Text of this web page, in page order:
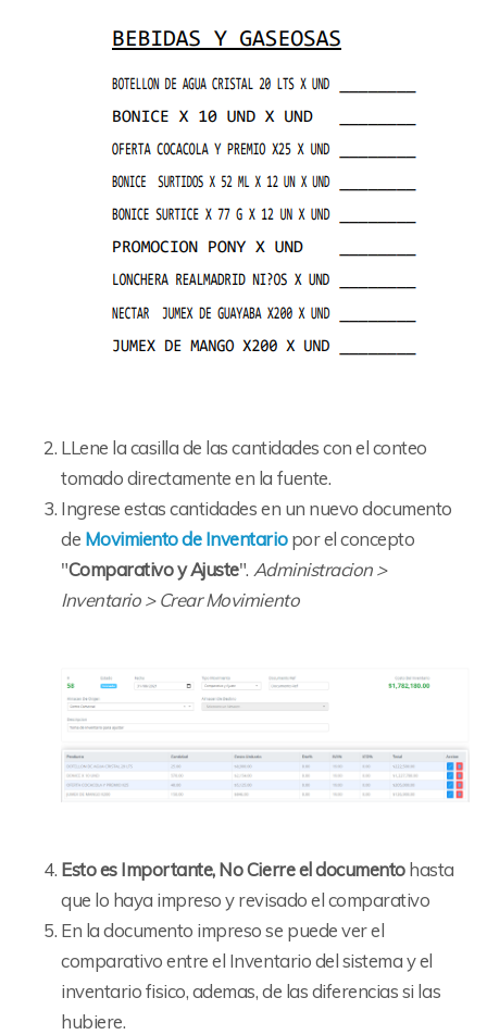
LLene la casilla de las cantidades con el conteo
tomado directamente en la fuente.
Ingrese estas cantidades en un nuevo documento
de Movimiento de Inventariopor el concepto
"Comparativo y Ajuste". Administracion >
Inventario > Crear Movimiento
Esto es Importante, No Cierre el documentohasta
que lo haya impreso y revisado el comparativo
En la documento impreso se puede ver el
comparativo entre el Inventario del sistema y el
inventario fisico, ademas, de las diferencias si las
hubiere.